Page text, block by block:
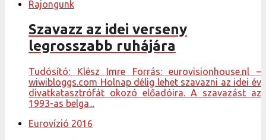
Rajongunk
Szavazz az idei verseny
legrosszabb ruhájára
Tudósító: Klész Imre Forrás: eurovisionhouse.nl –
wiwibloggs.com Holnap délig lehet szavazni az idei év
divatkatasztrófát okozó előadóira. A szavazást az
1993-as belga...
Eurovízió 2016